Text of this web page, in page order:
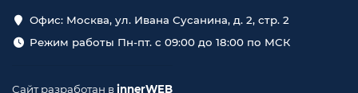
Офис: Москва, ул. Ивана Сусанина, д. 2, стр. 2
Режим работы Пн-пт. с 09:00 до 18:00 по МСК
Сайт разработан вinnerWEB